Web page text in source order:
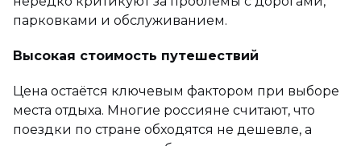
парковками и обслуживанием.
Высокая стоимость путешествий
Цена остаётся ключевым фактором при выборе
места отдыха. Многие россияне считают, что
поездки по стране обходятся не дешевле, а